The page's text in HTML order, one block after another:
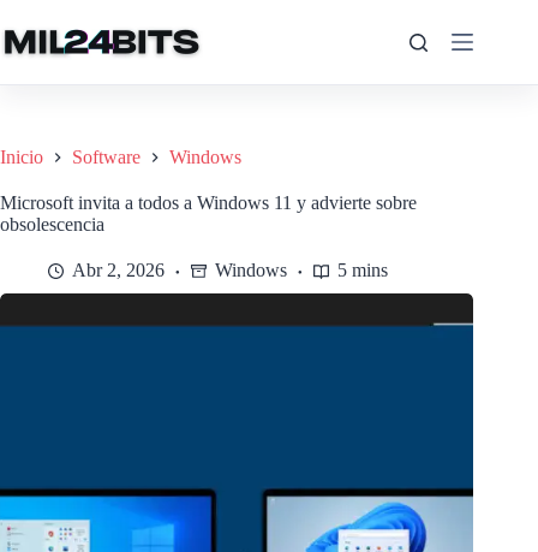
al
contenido
Inicio Software Windows
Microsoft invita a todos a Windows 11 y advierte sobre
obsolescencia
Abr 2, 2026 Windows 5 mins